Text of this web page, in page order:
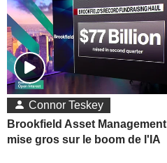
Connor Teskey
Brookfield Asset Management
mise gros sur le boom de l'IA